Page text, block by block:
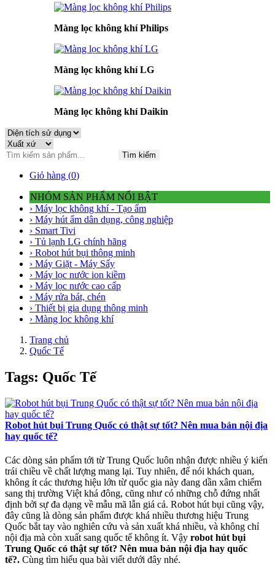
Màng lọc không khí Philips
Màng lọc không khí LG
Màng lọc không khí Daikin
Tìm kiếm
Giỏ hàng (0)
NHÓM SẢN PHẨM NỔI BẬT
› Máy lọc không khí - Tạo ẩm
› Máy hút ẩm dân dụng, công nghiệp
› Smart Tivi
› Tủ lạnh LG chính hãng
› Robot hút bụi thông minh
› Máy Giặt - Máy Sấy
› Máy lọc nước ion kiềm
› Máy lọc nước cao cấp
› Máy rửa bát, chén
› Thiết bị gia dụng thông minh
› Màng lọc không khí
Trang chủ
Quốc Tế
Tags: Quốc Tế
Robot hút bụi Trung Quốc có thật sự tốt? Nên mua bản nội địa
hay quốc tế?
Các dòng sản phẩm tới từ Trung Quốc luôn nhận được nhiều ý kiến
trái chiều về chất lượng mang lại. Tuy nhiên, để nói khách quan,
không ít các thương hiệu lớn từ quốc gia này đang dần xâm chiếm
sang thị trường Việt khá đông, cũng như có những chỗ đứng nhất
định bởi sự đa dạng về mẫu mã lẫn giá cả. Robot hút bụi cũng vậy,
đây cũng là dòng sản phẩm được khá nhiều thương hiệu Trung
Quốc bắt tay vào nghiên cứu và sản xuất khá nhiều, và không chỉ
nội địa mà còn xuất sang quốc tế không ít. Vậy robot hút bụi
Trung Quốc có thật sự tốt? Nên mua bản nội địa hay quốc
tế?. Cùng tìm hiểu qua bài viết dưới đây nhé.